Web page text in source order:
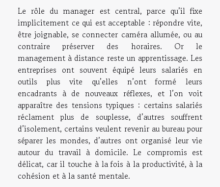
Le rôle du manager est central, parce qu’il fixe
implicitement ce qui est acceptable : répondre vite,
être joignable, se connecter caméra allumée, ou au
contraire préserver des horaires. Or le
management à distance reste un apprentissage. Les
entreprises ont souvent équipé leurs salariés en
outils plus vite qu’elles n’ont formé leurs
encadrants à de nouveaux réflexes, et l’on voit
apparaître des tensions typiques : certains salariés
réclament plus de souplesse, d’autres souffrent
d’isolement, certains veulent revenir au bureau pour
séparer les mondes, d’autres ont organisé leur vie
autour du travail à domicile. Le compromis est
délicat, car il touche à la fois à la productivité, à la
cohésion et à la santé mentale.